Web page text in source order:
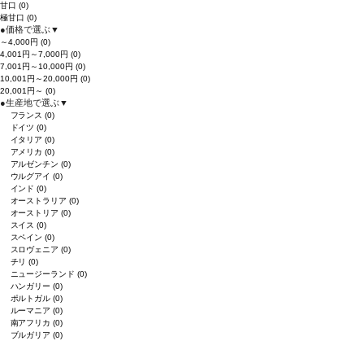
甘口 (0)
極甘口 (0)
●価格で選ぶ▼
～4,000円 (0)
4,001円～7,000円 (0)
7,001円～10,000円 (0)
10,001円～20,000円 (0)
20,001円～ (0)
●生産地で選ぶ▼
フランス(0)
ドイツ(0)
イタリア(0)
アメリカ(0)
アルゼンチン(0)
ウルグアイ(0)
インド(0)
オーストラリア(0)
オーストリア(0)
スイス(0)
スペイン(0)
スロヴェニア(0)
チリ(0)
ニュージーランド(0)
ハンガリー(0)
ポルトガル(0)
ルーマニア(0)
南アフリカ(0)
ブルガリア(0)